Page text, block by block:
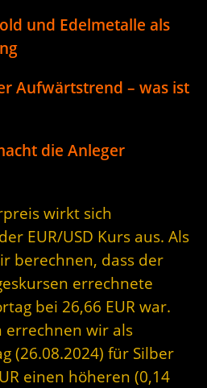
und Edelmetalle als
Aufwärtstrend – was ist
die Anleger
wirkt sich
EUR/USD Kurs aus. Als
berechnen, dass der
errechnete
bei 26,66 EUR war.
errechnen wir als
(26.08.2024) für Silber
einen höheren (0,14